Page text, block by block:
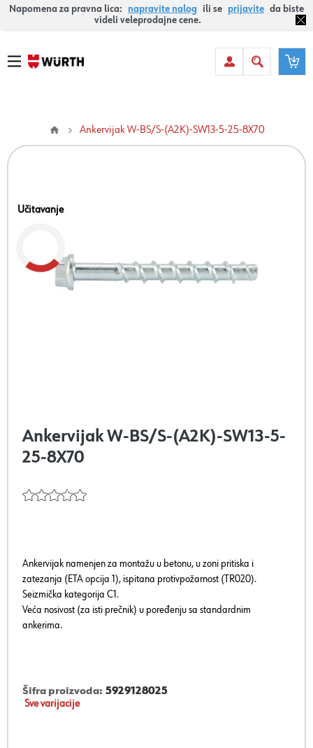
Napomena za pravna lica: napravite nalog ili se prijavite da biste
videli veleprodajne cene.
Ankervijak W-BS/S-(A2K)-SW13-5-25-8X70
Učitavanje
Ankervijak W-BS/S-(A2K)-SW13-5-
25-8X70
Ankervijak namenjen za montažu u betonu, u zoni pritiska i
zatezanja (ETA opcija 1), ispitana protivpožarnost (TR020).
Seizmička kategorija C1.
Veća nosivost (za isti prečnik) u poređenju sa standardnim
ankerima.
Šifra proizvoda: 5929128025
Sve varijacije